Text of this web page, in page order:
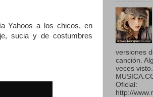
Yahoos a los chicos, en
sucia y de costumbres
versiones
canción.
veces
Oficial:
http://